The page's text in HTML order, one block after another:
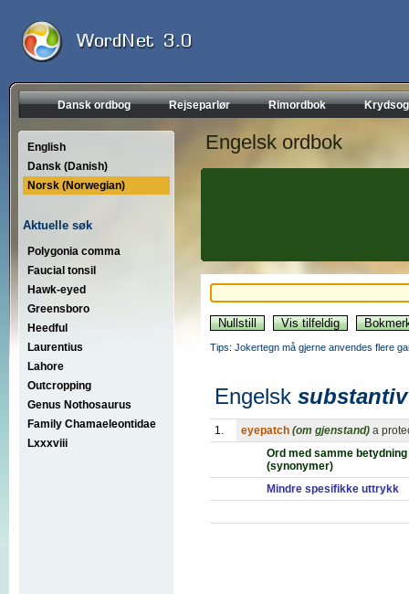
Dansk ordbog Rejseparlør Rimordbok
English
Dansk (Danish)
Norsk (Norwegian)
Aktuelle søk
Polygonia comma
Faucial tonsil
Hawk-eyed
Greensboro
Heedful
Laurentius
Lahore
Outcropping
Genus Nothosaurus
Family Chamaeleontidae
Lxxxviii
Engelsk ordbok
Tips: Jokertegn må gjerne anvendes flere
Engelsk substantiv
1. eyepatch (om gjenstand) a
Ord med samme betydning
(synonymer)
Mindre spesifikke uttrykk